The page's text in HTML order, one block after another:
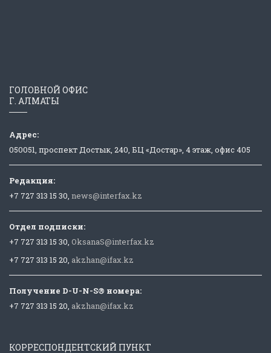
ГОЛОВНОЙ ОФИС
Г. АЛМАТЫ
Адрес:
050051, проспект Достык, 240, БЦ «Достар», 4 этаж, офис 405
Редакция:
+7 727 313 15 30, news@interfax.kz
Отдел подписки:
+7 727 313 15 30, OksanaS@interfax.kz
+7 727 313 15 20, akzhan@ifax.kz
Получение D-U-N-S® номера:
+7 727 313 15 20, akzhan@ifax.kz
КОРРЕСПОНДЕНТСКИЙ ПУНКТ